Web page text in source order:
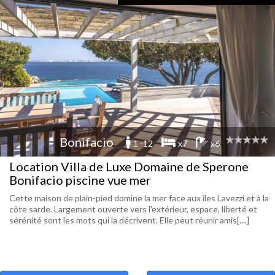
Bonifacio 1 -12 x7 x6
Location Villa de Luxe Domaine de Sperone
Bonifacio piscine vue mer
Cette maison de plain-pied domine la mer face aux îles Lavezzi et à la
côte sarde. Largement ouverte vers l'extérieur, espace, liberté et
sérénité sont les mots qui la décrivent. Elle peut réunir amis[....]